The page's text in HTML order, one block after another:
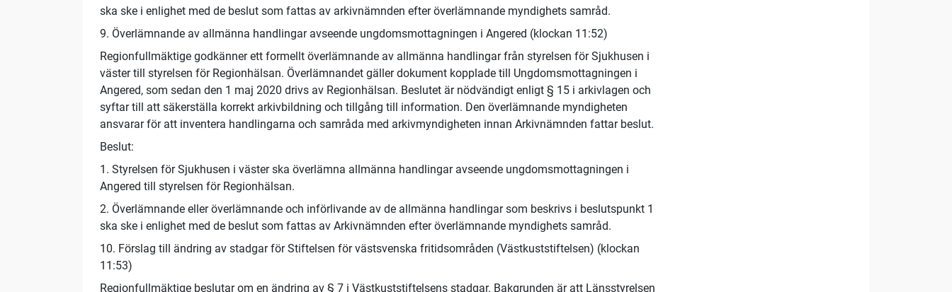
ska ske i enlighet med de beslut som fattas av arkivnämnden efter överlämnande myndighets samråd.
9. Överlämnande av allmänna handlingar avseende ungdomsmottagningen i Angered (klockan 11:52)
Regionfullmäktige godkänner ett formellt överlämnande av allmänna handlingar från styrelsen för Sjukhusen i
väster till styrelsen för Regionhälsan. Överlämnandet gäller dokument kopplade till Ungdomsmottagningen i
Angered, som sedan den 1 maj 2020 drivs av Regionhälsan. Beslutet är nödvändigt enligt § 15 i arkivlagen och
syftar till att säkerställa korrekt arkivbildning och tillgång till information. Den överlämnande myndigheten
ansvarar för att inventera handlingarna och samråda med arkivmyndigheten innan Arkivnämnden fattar beslut.
Beslut:
1. Styrelsen för Sjukhusen i väster ska överlämna allmänna handlingar avseende ungdomsmottagningen i
Angered till styrelsen för Regionhälsan.
2. Överlämnande eller överlämnande och införlivande av de allmänna handlingar som beskrivs i beslutspunkt 1
ska ske i enlighet med de beslut som fattas av Arkivnämnden efter överlämnande myndighets samråd.
10. Förslag till ändring av stadgar för Stiftelsen för västsvenska fritidsområden (Västkuststiftelsen) (klockan
11:53)
Regionfullmäktige beslutar om en ändring av § 7 i Västkuststiftelsens stadgar. Bakgrunden är att Länsstyrelsen